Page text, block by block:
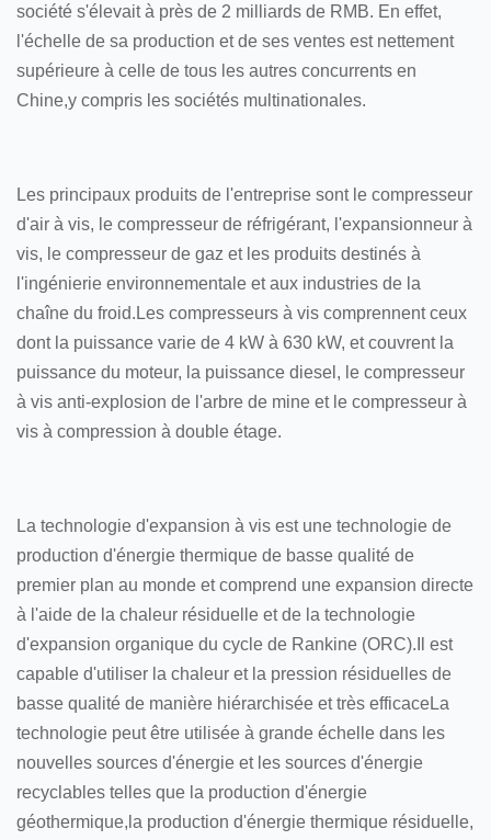
société s'élevait à près de 2 milliards de RMB. En effet,
l'échelle de sa production et de ses ventes est nettement
supérieure à celle de tous les autres concurrents en
Chine,y compris les sociétés multinationales.
Les principaux produits de l'entreprise sont le compresseur
d'air à vis, le compresseur de réfrigérant, l'expansionneur à
vis, le compresseur de gaz et les produits destinés à
l'ingénierie environnementale et aux industries de la
chaîne du froid.Les compresseurs à vis comprennent ceux
dont la puissance varie de 4 kW à 630 kW, et couvrent la
puissance du moteur, la puissance diesel, le compresseur
à vis anti-explosion de l'arbre de mine et le compresseur à
vis à compression à double étage.
La technologie d'expansion à vis est une technologie de
production d'énergie thermique de basse qualité de
premier plan au monde et comprend une expansion directe
à l'aide de la chaleur résiduelle et de la technologie
d'expansion organique du cycle de Rankine (ORC).Il est
capable d'utiliser la chaleur et la pression résiduelles de
basse qualité de manière hiérarchisée et très efficaceLa
technologie peut être utilisée à grande échelle dans les
nouvelles sources d'énergie et les sources d'énergie
recyclables telles que la production d'énergie
géothermique,la production d'énergie thermique résiduelle,